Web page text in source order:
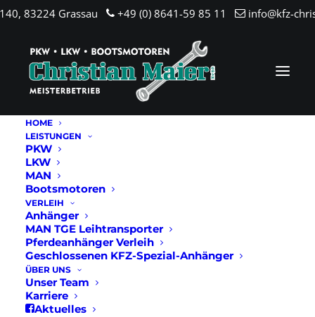
83224 Grassau +49 (0) 8641-59 85 11 info@kfz-
HOME
LEISTUNGEN
PKW
LKW
MAN
Bootsmotoren
VERLEIH
Anhänger
MAN TGE Leihtransporter
Pferdeanhänger Verleih
Geschlossenen KFZ-Spezial-Anhänger
ÜBER UNS
Unser Team
Karriere
Aktuelles